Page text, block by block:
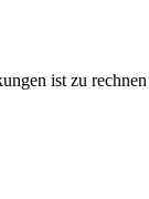
ist zu rechnen